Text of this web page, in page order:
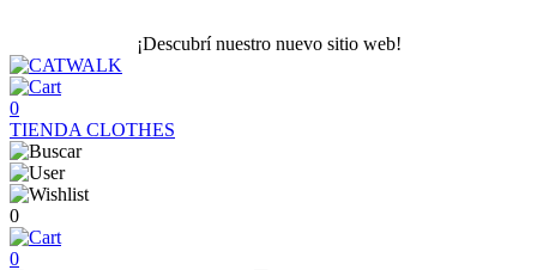
¡Descubrí nuestro nuevo sitio web!
0
TIENDA CLOTHES
0
0